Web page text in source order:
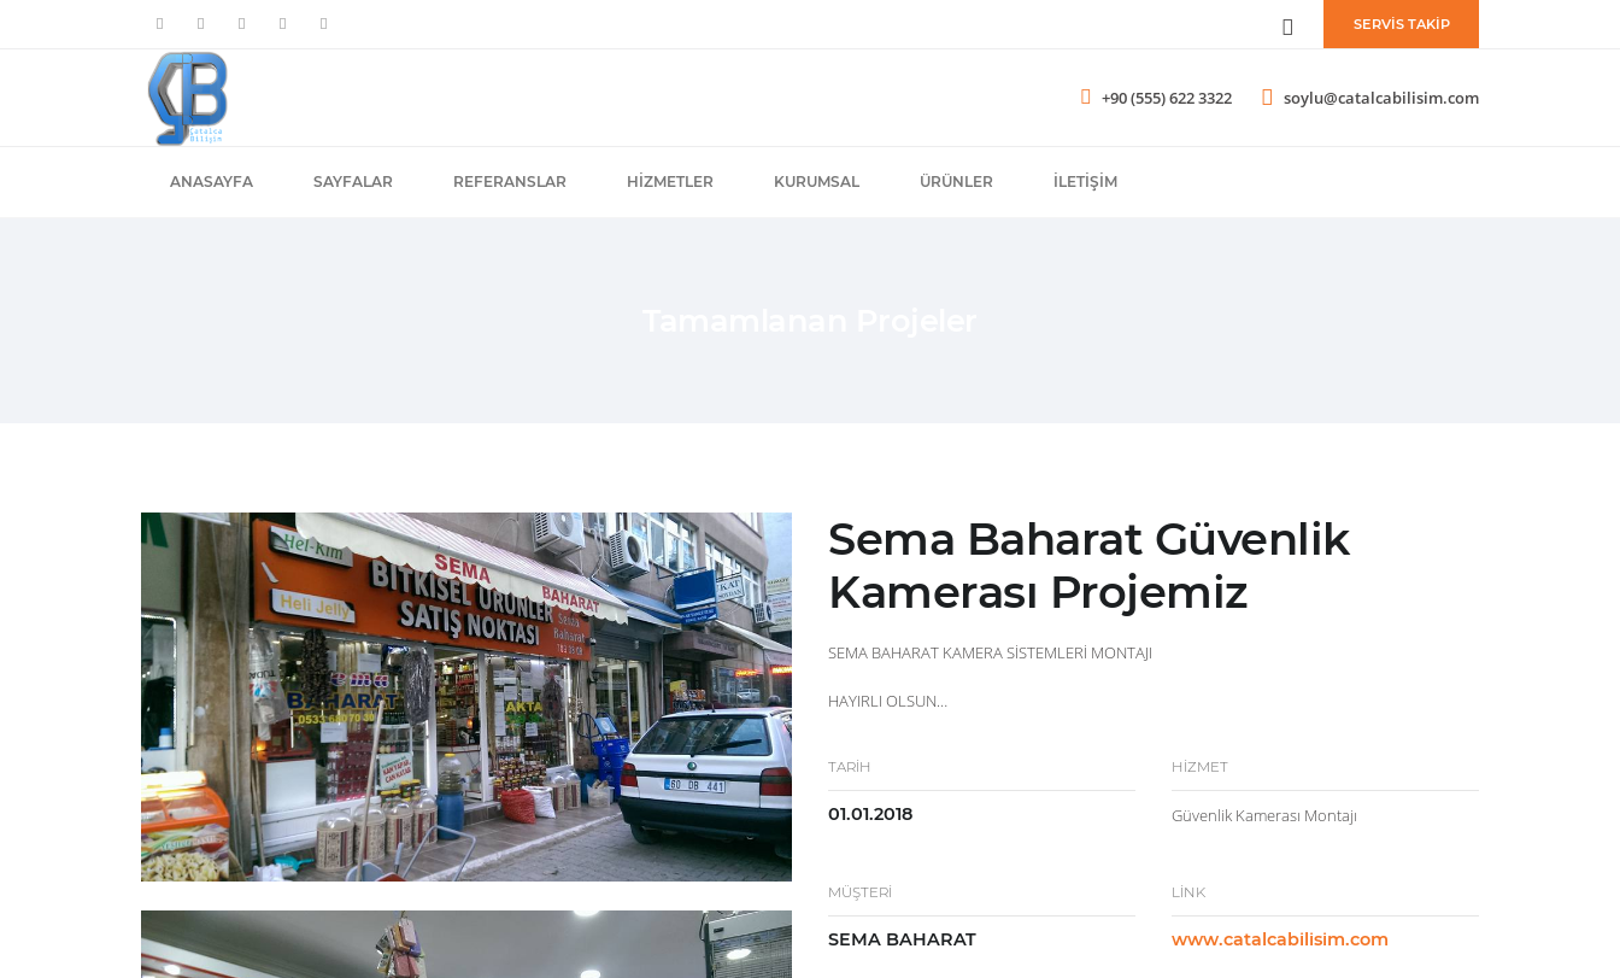
SERVİS TAKİP
+90 (555) 622 3322 soylu@catalcabilisim.com
ANASAYFA SAYFALAR REFERANSLAR HIZMETLER KURUMSAL ÜRÜNLER İLETIŞIM
Sema Baharat Güvenlik
Kamerası Projemiz
SEMA BAHARAT KAMERA SİSTEMLERİ MONTAJI
HAYIRLI OLSUN…
TARİH
01.01.2018
HİZMET
Güvenlik Kamerası Montajı
MÜŞTERİ
SEMA BAHARAT
LİNK
www.catalcabilisim.com